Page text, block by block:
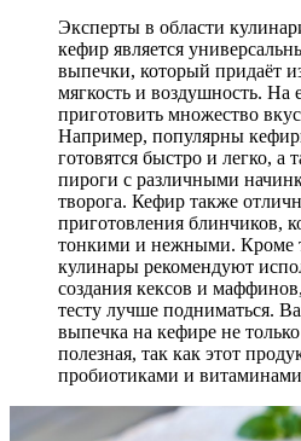
Эксперты в области
кефир является
выпечки, который придаёт
мягкость и воздушность. На
приготовить множество
Например, популярны
готовятся быстро и легко, а
пироги с различными
творога. Кефир также
приготовления блинчиков,
тонкими и нежными. Кроме
кулинары рекомендуют
создания кексов и
тесту лучше подниматься.
выпечка на кефире не
полезная, так как этот
пробиотиками и